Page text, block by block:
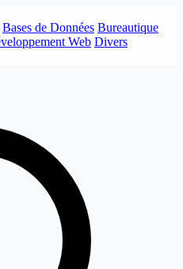
Bases de Données Bureautique
Web Divers